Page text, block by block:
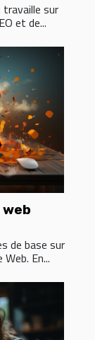
sur
et de...
de base sur
En...